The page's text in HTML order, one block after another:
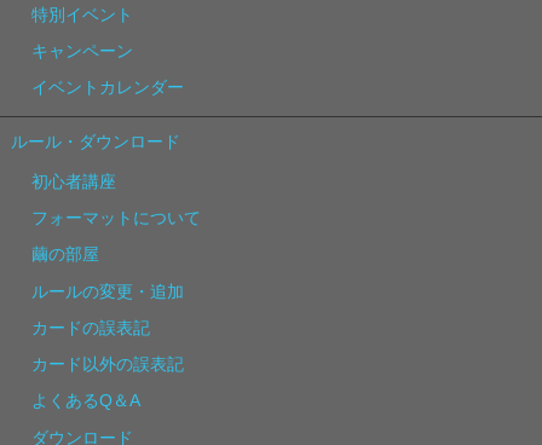
特別イベント
キャンペーン
イベントカレンダー
ルール・ダウンロード
初心者講座
フォーマットについて
繭の部屋
ルールの変更・追加
カードの誤表記
カード以外の誤表記
よくあるQ＆A
ダウンロード